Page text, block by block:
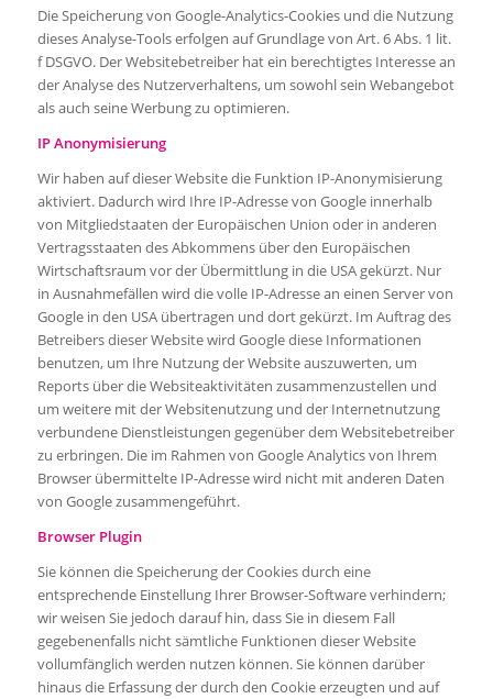
Die Speicherung von Google-Analytics-Cookies und die Nutzung
dieses Analyse-Tools erfolgen auf Grundlage von Art. 6 Abs. 1 lit.
f DSGVO. Der Websitebetreiber hat ein berechtigtes Interesse an
der Analyse des Nutzerverhaltens, um sowohl sein Webangebot
als auch seine Werbung zu optimieren.
IP Anonymisierung
Wir haben auf dieser Website die Funktion IP-Anonymisierung
aktiviert. Dadurch wird Ihre IP-Adresse von Google innerhalb
von Mitgliedstaaten der Europäischen Union oder in anderen
Vertragsstaaten des Abkommens über den Europäischen
Wirtschaftsraum vor der Übermittlung in die USA gekürzt. Nur
in Ausnahmefällen wird die volle IP-Adresse an einen Server von
Google in den USA übertragen und dort gekürzt. Im Auftrag des
Betreibers dieser Website wird Google diese Informationen
benutzen, um Ihre Nutzung der Website auszuwerten, um
Reports über die Websiteaktivitäten zusammenzustellen und
um weitere mit der Websitenutzung und der Internetnutzung
verbundene Dienstleistungen gegenüber dem Websitebetreiber
zu erbringen. Die im Rahmen von Google Analytics von Ihrem
Browser übermittelte IP-Adresse wird nicht mit anderen Daten
von Google zusammengeführt.
Browser Plugin
Sie können die Speicherung der Cookies durch eine
entsprechende Einstellung Ihrer Browser-Software verhindern;
wir weisen Sie jedoch darauf hin, dass Sie in diesem Fall
gegebenenfalls nicht sämtliche Funktionen dieser Website
vollumfänglich werden nutzen können. Sie können darüber
hinaus die Erfassung der durch den Cookie erzeugten und auf